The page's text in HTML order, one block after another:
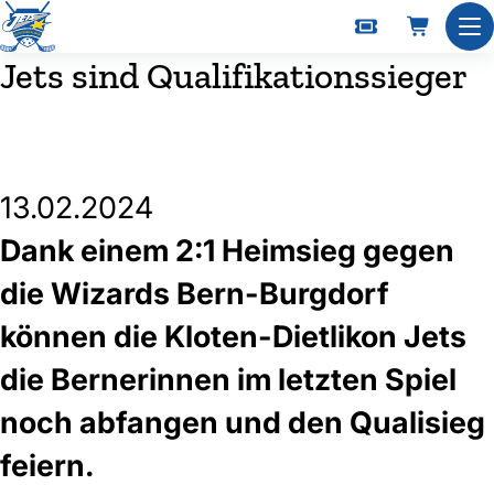
Jets sind Qualifikationssieger
13.02.2024
Dank einem 2:1 Heimsieg gegen
die Wizards Bern-Burgdorf
können die Kloten-Dietlikon Jets
die Bernerinnen im letzten Spiel
noch abfangen und den Qualisieg
feiern.